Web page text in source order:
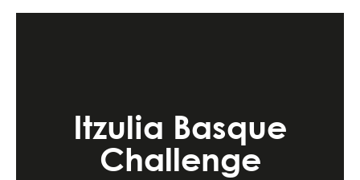
Itzulia Basque
Challenge